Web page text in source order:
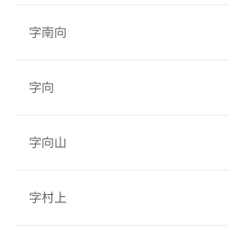
字南向
字向
字向山
字村上